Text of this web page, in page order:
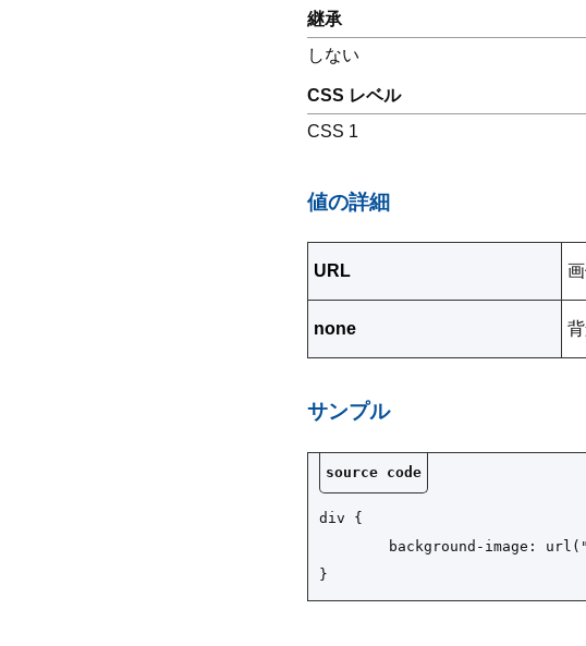
継承
しない
CSS レベル
CSS 1
値の詳細
URL
none
サンプル
div {
}